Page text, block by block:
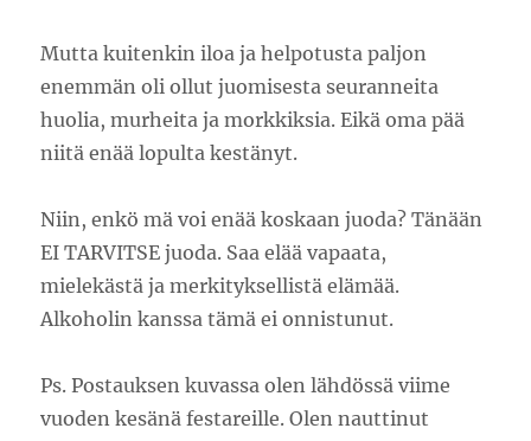
Mutta kuitenkin iloa ja helpotusta paljon
enemmän oli ollut juomisesta seuranneita
huolia, murheita ja morkkiksia. Eikä oma pää
niitä enää lopulta kestänyt.
Niin, enkö mä voi enää koskaan juoda? Tänään
EI TARVITSE juoda. Saa elää vapaata,
mielekästä ja merkityksellistä elämää.
Alkoholin kanssa tämä ei onnistunut.
Ps. Postauksen kuvassa olen lähdössä viime
vuoden kesänä festareille. Olen nauttinut